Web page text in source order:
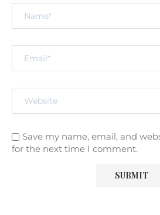
Save my name, email, and
for the next time I comment.